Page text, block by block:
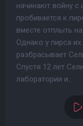
начинают войну с
пробивается к
вместе отплыть
Однако у пирса
разбрасывает
Спустя 12 лет
лаборатории и...